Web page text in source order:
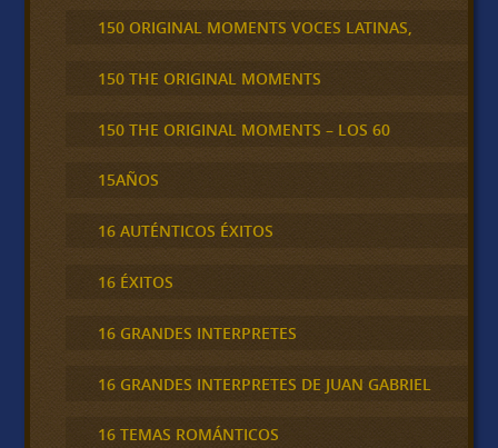
150 ORIGINAL MOMENTS VOCES LATINAS,
150 THE ORIGINAL MOMENTS
150 THE ORIGINAL MOMENTS – LOS 60
15AÑOS
16 AUTÉNTICOS ÉXITOS
16 ÉXITOS
16 GRANDES INTERPRETES
16 GRANDES INTERPRETES DE JUAN GABRIEL
16 TEMAS ROMÁNTICOS